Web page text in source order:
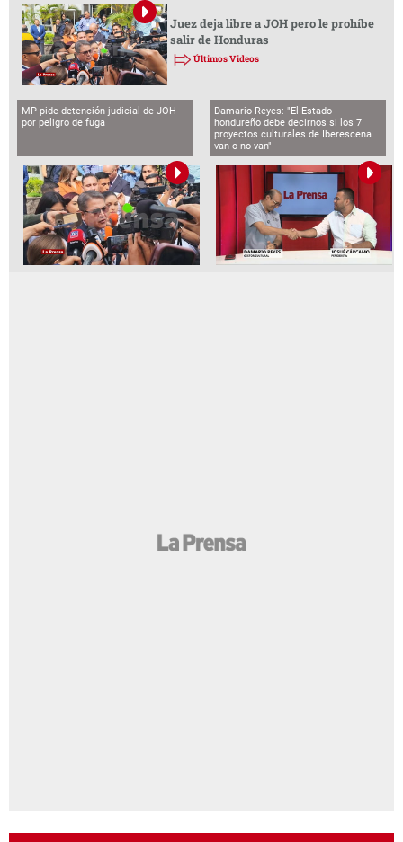
Juez deja libre a JOH pero le prohíbe
salir de Honduras
Últimos Videos
MP pide detención judicial de JOH
por peligro de fuga
Damario Reyes: "El Estado
hondureño debe decirnos si los 7
proyectos culturales de Iberescena
van o no van"